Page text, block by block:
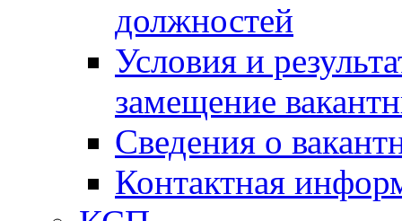
должностей
Условия и
замещение
Сведения о
Контактная